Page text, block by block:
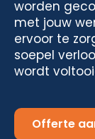
worden
met jouw
ervoor te
soepel
wordt
Offerte